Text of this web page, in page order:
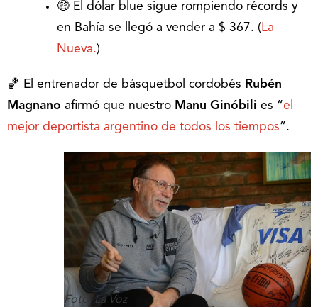
🤑 El dólar blue sigue rompiendo récords y
en Bahía se llegó a vender a $ 367. ( La
Nueva.)
🏀 El entrenador de básquetbol cordobés Rubén
Magnano afirmó que nuestro Manu Ginóbili es “el
mejor deportista argentino de todos los tiempos”.
Foto: La Voz